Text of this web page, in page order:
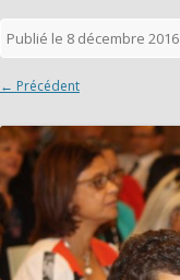
Publié le 8 décembre 2016
← Précédent